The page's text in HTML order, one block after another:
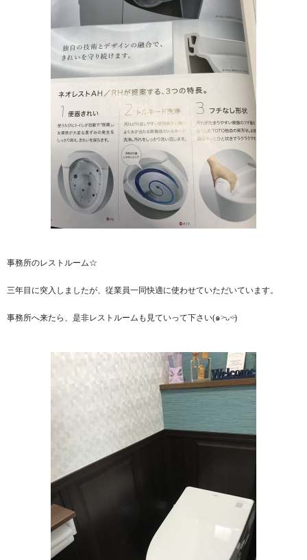
事務所のレストルーム☆
三年目に突入しましたが、従業員一同快適に使わせていただいています。
事務所へ来たら、是非レストルームも見ていって下さい(๑˃̵ᴗ˂̵)